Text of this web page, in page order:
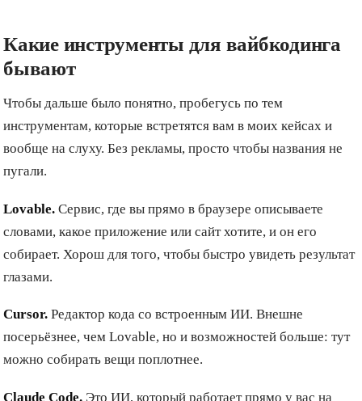
Какие инструменты для вайбкодинга
бывают
Чтобы дальше было понятно, пробегусь по тем
инструментам, которые встретятся вам в моих кейсах и
вообще на слуху. Без рекламы, просто чтобы названия не
пугали.
Lovable. Сервис, где вы прямо в браузере описываете
словами, какое приложение или сайт хотите, и он его
собирает. Хорош для того, чтобы быстро увидеть результат
глазами.
Cursor. Редактор кода со встроенным ИИ. Внешне
посерьёзнее, чем Lovable, но и возможностей больше: тут
можно собирать вещи поплотнее.
Claude Code. Это ИИ, который работает прямо у вас на